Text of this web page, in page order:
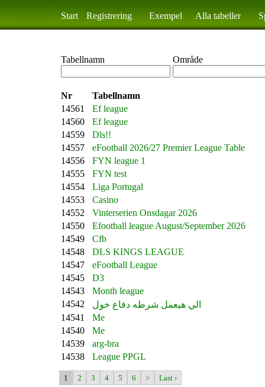
Tabellnamn Område
Nr
Tabellnamn
14561
Ef league
14560
Ef league
14559
Dls!!
14557
eFootball 2026/27 Premier League Table
14556
FYN league 1
14555
FYN test
14554
Liga Portugal
14553
Casino
14552
Vinterserien Onsdagar 2026
14550
Efootball league August/September 2026
14549
Cfb
14548
DLS KINGS LEAGUE
14547
eFootball League
14545
D3
14543
Month league
14542
الي هيعمل شرطه دفاع خول
14541
Me
14540
Me
14539
arg-bra
14538
League PPGL
1 2 3 4 5 6 > Last ›
Start Registrering Exempel Alla tabeller